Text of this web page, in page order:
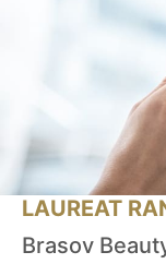
LAUREAT
Brasov